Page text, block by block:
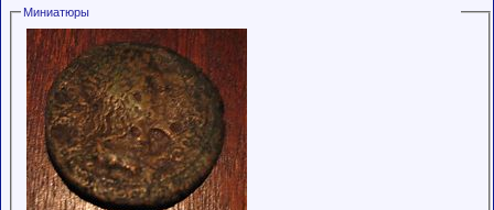
Миниатюры